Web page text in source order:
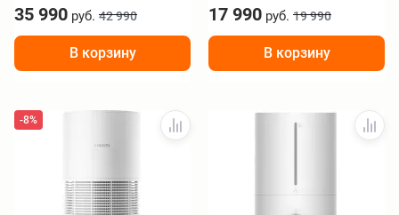
35 990 руб. 42 990
В корзину
17 990 руб. 19 990
В корзину
-8%